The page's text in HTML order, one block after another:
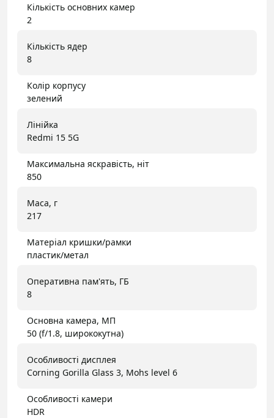
Кількість основних камер
2
Кількість ядер
8
Колір корпусу
зелений
Лінійка
Redmi 15 5G
Максимальна яскравість, ніт
850
Маса, г
217
Матеріал кришки/рамки
пластик/метал
Оперативна пам'ять, ГБ
8
Основна камера, МП
50 (f/1.8, ширококутна)
Особливості дисплея
Corning Gorilla Glass 3, Mohs level 6
Особливості камери
HDR